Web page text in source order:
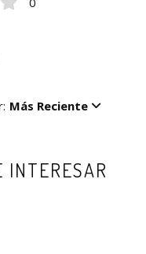
Más Reciente
INTERESAR